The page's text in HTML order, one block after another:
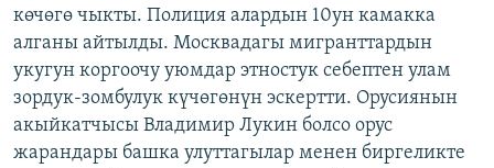
көчөгө чыкты. Полиция алардын 10ун камакка
алганы айтылды. Москвадагы мигранттардын
укугун коргоочу уюмдар этностук себептен улам
зордук-зомбулук күчөгөнүн эскертти. Орусиянын
акыйкатчысы Владимир Лукин болсо орус
жарандары башка улуттагылар менен биргеликте